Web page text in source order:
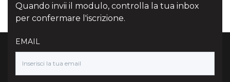
Quando invii il modulo, controlla la tua inbox
per confermare l'iscrizione.
EMAIL